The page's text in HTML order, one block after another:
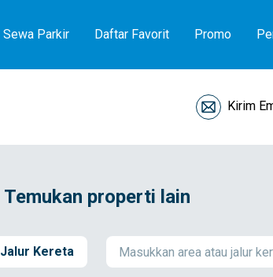
Sewa Parkir Daftar Favorit Promo
Kirim
Temukan properti lain
Jalur Kereta